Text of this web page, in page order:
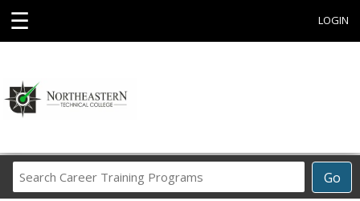
☰ LOGIN
Go
Career